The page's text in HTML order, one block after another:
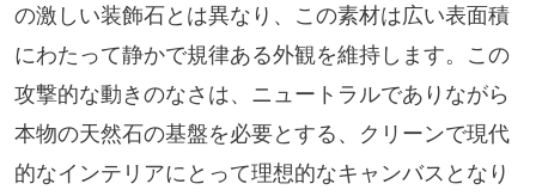
の激しい装飾石とは異なり、この素材は広い表面積
にわたって静かで規律ある外観を維持します。この
攻撃的な動きのなさは、ニュートラルでありながら
本物の天然石の基盤を必要とする、クリーンで現代
的なインテリアにとって理想的なキャンバスとなり